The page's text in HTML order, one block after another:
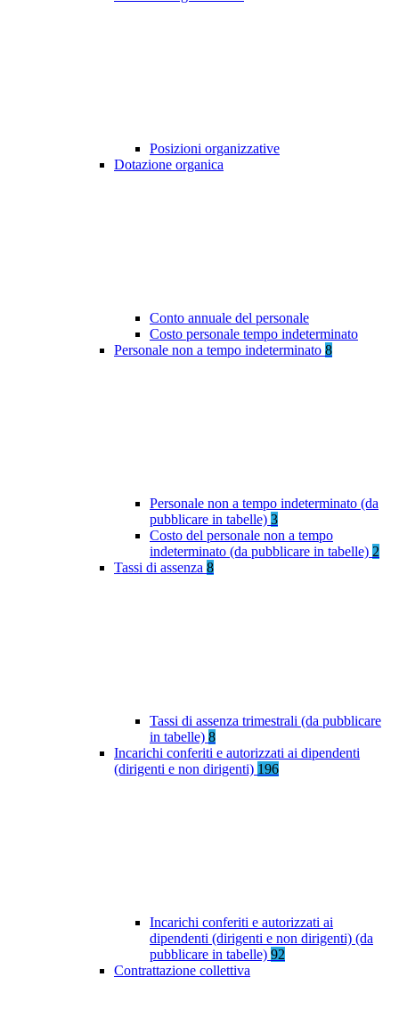
Posizioni organizzative
Dotazione organica
Conto annuale del personale
Costo personale tempo indeterminato
Personale non a tempo indeterminato 8
Personale non a tempo indeterminato (da
pubblicare in tabelle) 3
Costo del personale non a tempo
indeterminato (da pubblicare in tabelle) 2
Tassi di assenza 8
Tassi di assenza trimestrali (da pubblicare
in tabelle) 8
Incarichi conferiti e autorizzati ai dipendenti
(dirigenti e non dirigenti) 196
Incarichi conferiti e autorizzati ai
dipendenti (dirigenti e non dirigenti) (da
pubblicare in tabelle) 92
Contrattazione collettiva